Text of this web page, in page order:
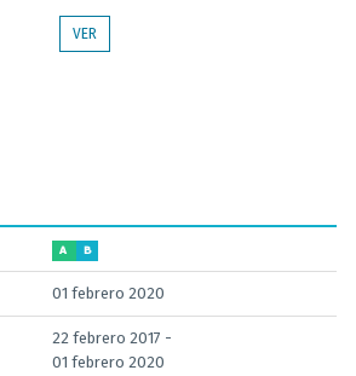
VER
A B
01 febrero 2020
22 febrero 2017 -
01 febrero 2020